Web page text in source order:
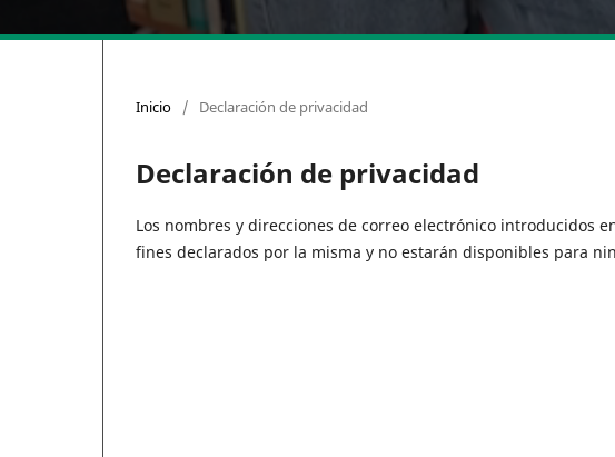
Inicio / Declaración de privacidad
Declaración de privacidad
Los nombres y direcciones de correo electrónico introducidos
fines declarados por la misma y no estarán disponibles para